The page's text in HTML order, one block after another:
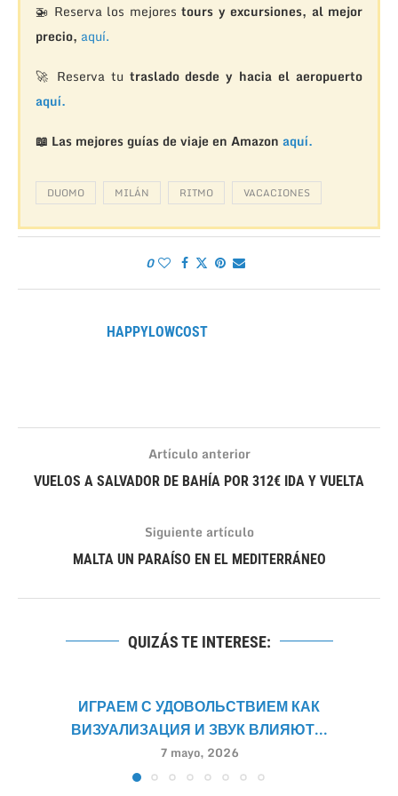
🚁 Reserva los mejorestours y excursiones, al mejor
precio, aquí.
🚀 Reserva tu traslado desde y hacia el aeropuerto
aquí.
📖 Las mejores guías de viaje en Amazon aquí.
DUOMO MILÁN RITMO VACACIONES
0
HAPPYLOWCOST
Artículo anterior
VUELOS A SALVADOR DE BAHÍA POR 312€ IDA Y VUELTA
Siguiente artículo
MALTA UN PARAÍSO EN EL MEDITERRÁNEO
QUIZÁS TE INTERESE:
ИГРАЕМ С УДОВОЛЬСТВИЕМ КАК
ВИЗУАЛИЗАЦИЯ И ЗВУК ВЛИЯЮТ...
7 mayo, 2026